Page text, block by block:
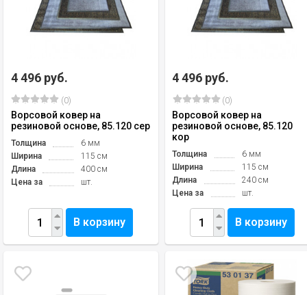
4 496 руб.
(0)
Ворсовой ковер на
резиновой основе, 85.120 сер
Толщина
6 мм
Ширина
115 см
Длина
400 см
Цена за
шт.
В корзину
4 496 руб.
(0)
Ворсовой ковер на
резиновой основе, 85.120
кор
Толщина
6 мм
Ширина
115 см
Длина
240 см
Цена за
шт.
В корзину